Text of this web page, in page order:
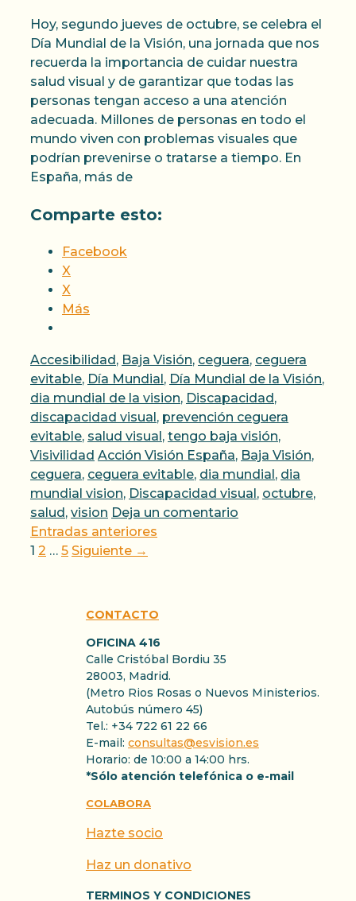
Hoy, segundo jueves de octubre, se celebra el
Día Mundial de la Visión, una jornada que nos
recuerda la importancia de cuidar nuestra
salud visual y de garantizar que todas las
personas tengan acceso a una atención
adecuada. Millones de personas en todo el
mundo viven con problemas visuales que
podrían prevenirse o tratarse a tiempo. En
España, más de
Comparte esto:
Facebook
X
X
Más
Categorías
Accesibilidad , Baja Visión, ceguera, ceguera
evitable, Día Mundial , Día Mundial de la Visión,
dia mundial de la vision, Discapacidad ,
discapacidad visual , prevención ceguera
evitable, salud visual , tengo baja visión,
Visivilidad Etiquetas
Acción Visión España, Baja Visión,
ceguera, ceguera evitable, dia mundial , dia
mundial vision, Discapacidad visual , octubre,
salud , vision Deja un comentario
Entradas anteriores
Página
1 Página
2 … Página
5 Siguiente →
CONTACTO
OFICINA 416
Calle Cristóbal Bordiu 35
28003, Madrid.
(Metro Rios Rosas o Nuevos Ministerios.
Autobús número 45)
Tel.: +34 722 61 22 66
E-mail: consultas@esvision.es
Horario: de 10:00 a 14:00 hrs.
*Sólo atención telefónica o e-mail
COLABORA
Hazte socio
Haz un donativo
TERMINOS Y CONDICIONES